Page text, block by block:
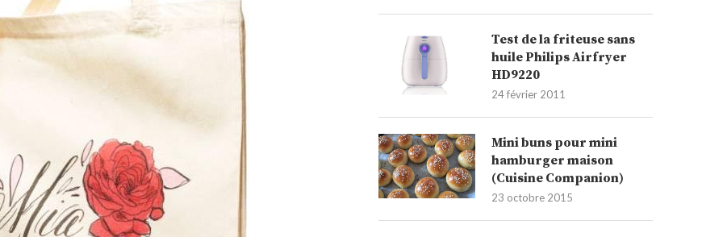
Test de la friteuse sans
huile Philips Airfryer
HD9220
24 février 2011
Mini buns pour mini
hamburger maison
(Cuisine Companion)
23 octobre 2015